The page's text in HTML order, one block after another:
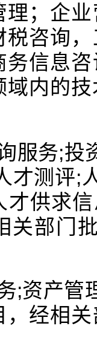
理；企
税咨询
务信息
域内的
服务;投
才测评;
才供求
关部门
;资产管
，经相